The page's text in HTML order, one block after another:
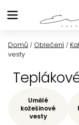
na
Domů / Oblečení /
vesty
Umělé
kožešinové
vesty